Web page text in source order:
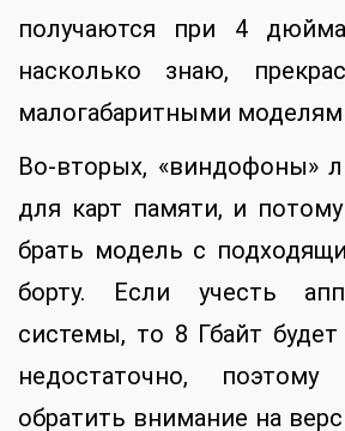
получаются при 4
насколько знаю,
малогабаритными
Во-вторых, «виндофоны»
для карт памяти, и потому
брать модель с
борту. Если учесть
системы, то 8 Гбайт будет
недостаточно,
обратить внимание на